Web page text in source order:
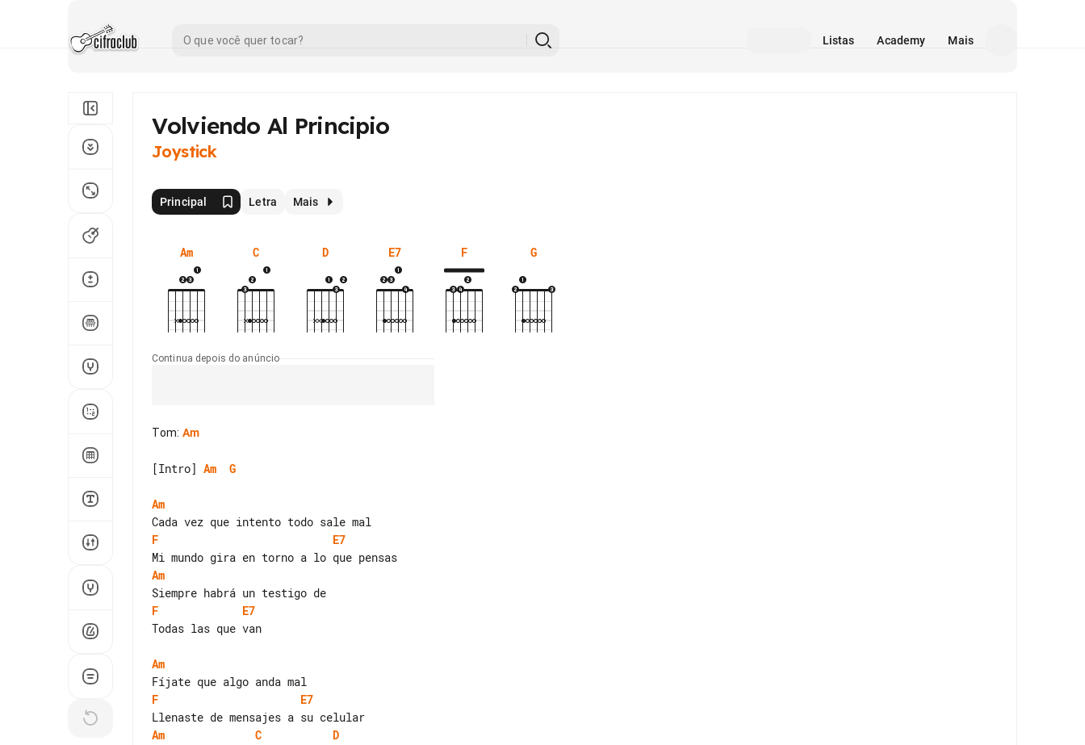
Listas Academy Mais
Volviendo Al Principio
Joystick
Principal Letra Mais
Am C D E7 F G
Continua depois do anúncio
Tom: Am
[Intro] Am G
Am
F
E7
Am
F
E7
Todas las que van
Am
F
E7
Am
C
D